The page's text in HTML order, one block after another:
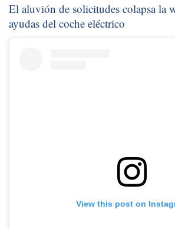
El aluvión de solicitudes colapsa la
ayudas del coche eléctrico
View this post on